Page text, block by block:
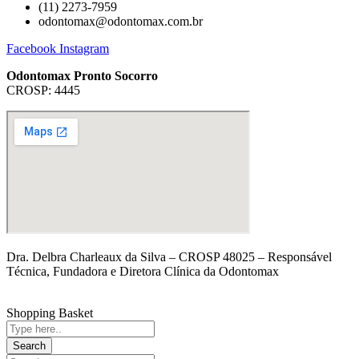
(11) 2273-7959
odontomax@odontomax.com.br
Facebook Instagram
Odontomax Pronto Socorro
CROSP: 4445
Dra. Delbra Charleaux da Silva – CROSP 48025 – Responsável
Técnica, Fundadora e Diretora Clínica da Odontomax
Shopping Basket